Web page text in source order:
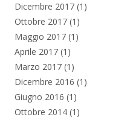
Dicembre 2017 (1)
Ottobre 2017 (1)
Maggio 2017 (1)
Aprile 2017 (1)
Marzo 2017 (1)
Dicembre 2016 (1)
Giugno 2016 (1)
Ottobre 2014 (1)